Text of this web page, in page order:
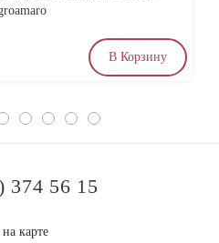
В Корзину
374 56 15
карте